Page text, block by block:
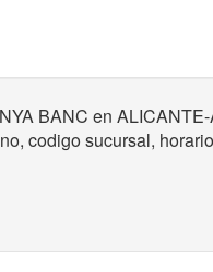
BANC en
codigo sucursal,